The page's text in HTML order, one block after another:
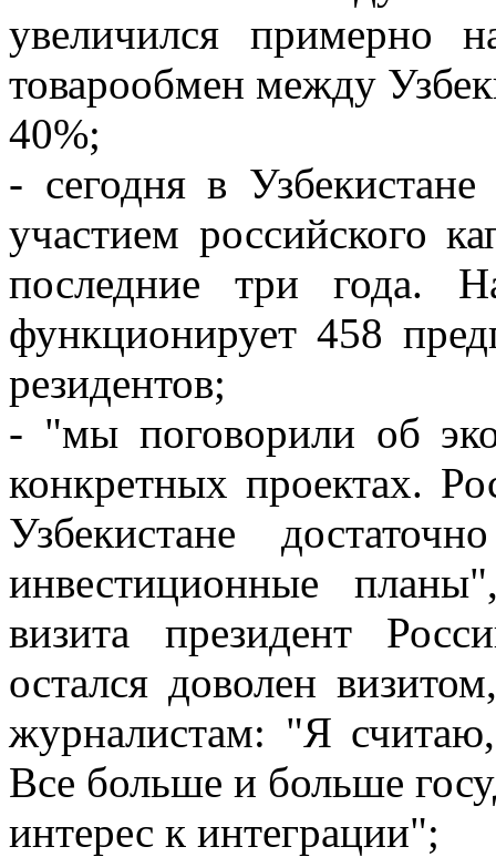
увеличился примерно
товарообмен между
40%;
- сегодня в
участием российского
последние три года.
функционирует 458
резидентов;
- "мы поговорили об
конкретных проектах.
Узбекистане
инвестиционные
визита президент
остался доволен
журналистам: "Я
Все больше и больше
интерес к интеграции";